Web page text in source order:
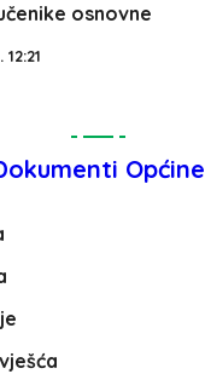
osnovne
Općine